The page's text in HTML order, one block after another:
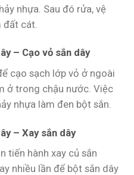
nhựa. Sau đó rửa, vệ
đất cát.
– Cạo vỏ sắn dây
cạo sạch lớp vỏ ở ngoài
ở trong chậu nước. Việc
nhựa làm đen bột sắn.
– Xay sắn dây
tiến hành xay củ sắn
nhiều lần để bột sắn dây